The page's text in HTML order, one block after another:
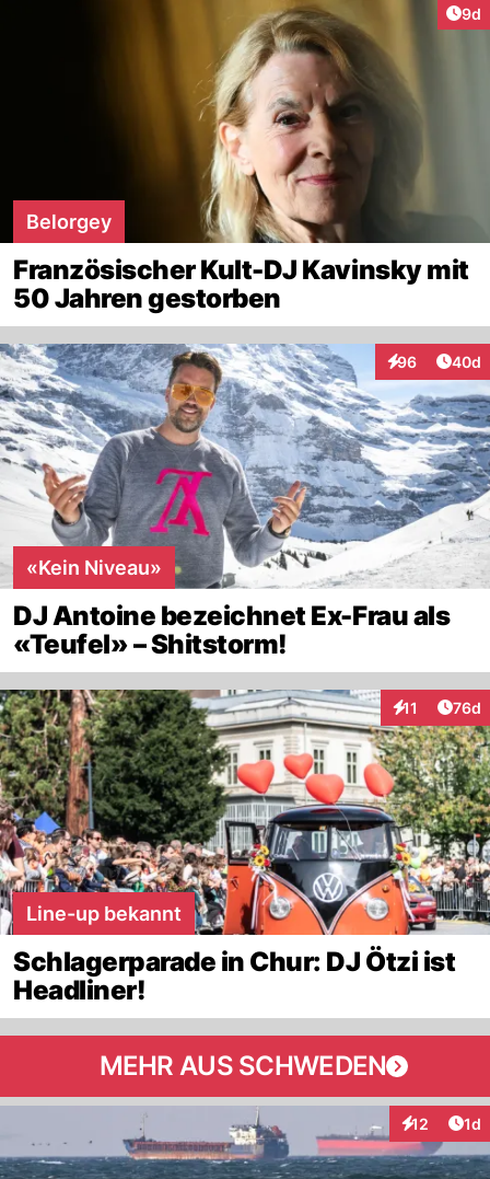
9d
Belorgey
Französischer Kult-DJ Kavinsky mit
50 Jahren gestorben
96
Interaktionen
40d
«Kein Niveau»
DJ Antoine bezeichnet Ex-Frau als
«Teufel» – Shitstorm!
11
Interaktionen
76d
Line-up bekannt
Schlagerparade in Chur: DJ Ötzi ist
Headliner!
MEHR AUS SCHWEDEN
12 1d